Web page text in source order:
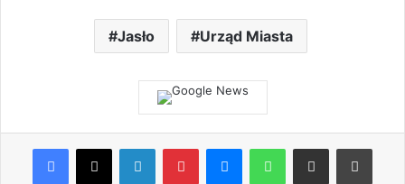
Jasło Urząd Miasta
Facebook
X LinkedInPinterestMessengerWhatsAppShare via Email Print